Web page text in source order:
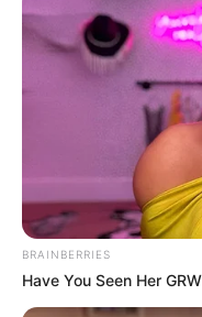
BRAINBERRIES
Have You Seen Her